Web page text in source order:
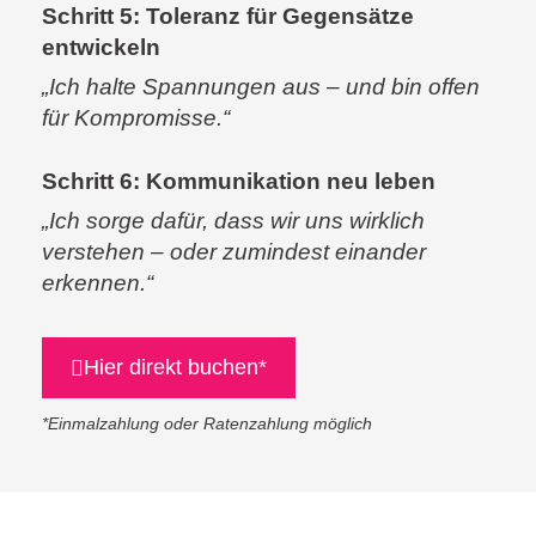
Schritt 5: Toleranz für Gegensätze
entwickeln
„Ich halte Spannungen aus – und bin offen
für Kompromisse.“
Schritt 6: Kommunikation neu leben
„Ich sorge dafür, dass wir uns wirklich
verstehen – oder zumindest einander
erkennen.“
Hier direkt buchen*
*Einmalzahlung oder Ratenzahlung möglich